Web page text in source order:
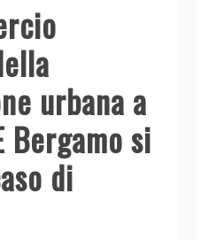
urbana a
Bergamo si
di